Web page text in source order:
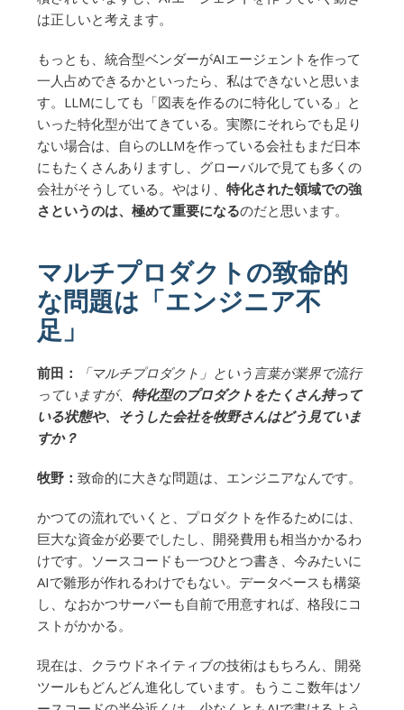
は正しいと考えます。
もっとも、統合型ベンダーがAIエージェントを作って
一人占めできるかといったら、私はできないと思いま
す。LLMにしても「図表を作るのに特化している」と
いった特化型が出てきている。実際にそれらでも足り
ない場合は、自らのLLMを作っている会社もまだ日本
にもたくさんありますし、グローバルで見ても多くの
会社がそうしている。やはり、 特化された領域での強
さというのは、極めて重要になるのだと思います。
マルチプロダクトの致命的
な問題は「エンジニア不
足」
前田：
「マルチプロダクト」という言葉が業界で流行
っていますが、 特化型のプロダクトをたくさん持って
いる状態や、そうした会社を牧野さんはどう見ていま
すか？
牧野： 致命的に大きな問題は、エンジニアなんです。
かつての流れでいくと、プロダクトを作るためには、
巨大な資金が必要でしたし、開発費用も相当かかるわ
けです。ソースコードも一つひとつ書き、今みたいに
AIで雛形が作れるわけでもない。データベースも構築
し、なおかつサーバーも自前で用意すれば、格段にコ
ストがかかる。
現在は、クラウドネイティブの技術はもちろん、開発
ツールもどんどん進化しています。もうここ数年はソ